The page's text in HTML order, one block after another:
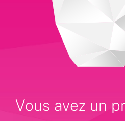
Vous avez un